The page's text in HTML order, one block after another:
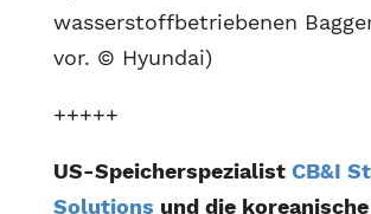
wasserstoffbetriebenen
vor. © Hyundai)
+++++
US-Speicherspezialist CB&I
Solutions und die